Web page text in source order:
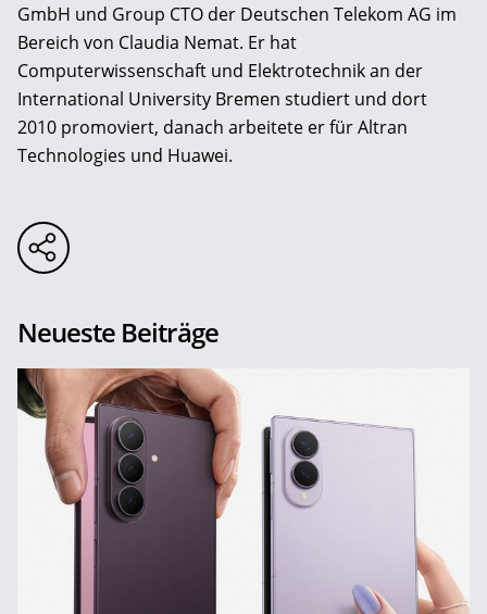
GmbH und Group CTO der Deutschen Telekom AG im
Bereich von Claudia Nemat. Er hat
Computerwissenschaft und Elektrotechnik an der
International University Bremen studiert und dort
2010 promoviert, danach arbeitete er für Altran
Technologies und Huawei.
Neueste Beiträge